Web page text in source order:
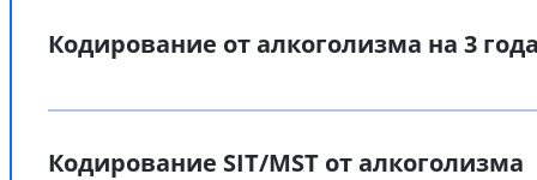
Кодирование от алкоголизма на 3
Кодирование SIT/MST от алкоголизма